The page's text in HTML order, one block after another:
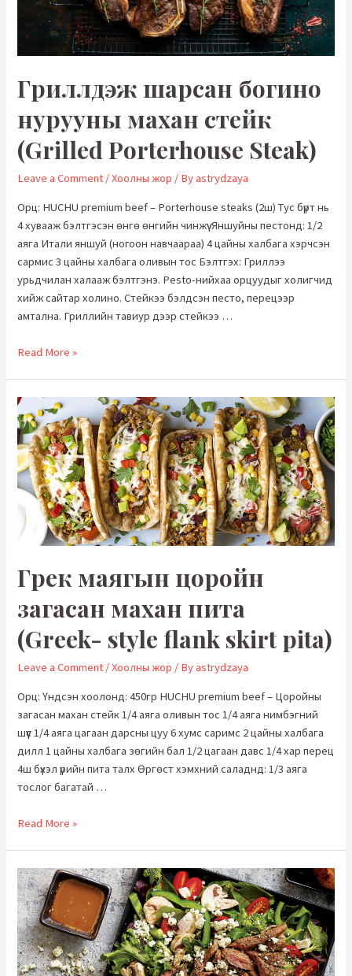
Гриллдэж шарсан богино
нурууны махан стейк
(Grilled Porterhouse Steak)
Leave a Comment /Хоолны жор / Byastrydzaya
Орц: HUCHU premium beef – Porterhouse steaks (2ш) Тус бүрт нь
4 хувааж бэлтгэсэн өнгө өнгийн чинжүү Яншуйны пестонд: 1/2
аяга Итали яншуй (ногоон навчаараа) 4 цайны халбага хэрчсэн
сармис 3 цайны халбага оливын тос Бэлтгэх: Гриллээ
урьдчилан халааж бэлтгэнэ. Pesto-нийхаа орцуудыг холигчид
хийж сайтар холино. Стейкээ бэлдсэн песто, перецээр
амтална. Гриллийн тавиур дээр стейкээ …
Гриллдэж
нурууны
махан
стейк
(Grilled
Porterhouse
Steak)
Read More »
Грек маягын цоройн
загасан махан пита
(Greek- style flank skirt pita)
Leave a Comment /Хоолны жор / Byastrydzaya
Орц: Үндсэн хоолонд: 450гр HUCHU premium beef – Цоройны
загасан махан стейк 1/4 аяга оливын тос 1/4 аяга нимбэгний
шүүс 1/4 аяга цагаан дарсны цуу 6 хумс саримс 2 цайны халбага
дилл 1 цайны халбага зөгийн бал 1/2 цагаан давс 1/4 хар перец
4ш бүхэл үрийн пита талх Өргөст хэмхний саладнд: 1/3 аяга
тослог багатай …
Грек
загасан
махан
пита
(Greek-
style
flank
Read More »